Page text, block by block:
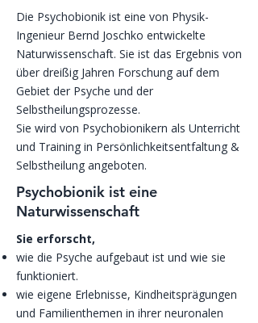
Die Psychobionik ist eine von Physik-
Ingenieur Bernd Joschko entwickelte
Naturwissenschaft. Sie ist das Ergebnis von
über dreißig Jahren Forschung auf dem
Gebiet der Psyche und der
Selbstheilungsprozesse.
Sie wird von Psychobionikern als Unterricht
und Training in Persönlichkeitsentfaltung &
Selbstheilung angeboten.
Psychobionik ist eine
Naturwissenschaft
Sie erforscht,
wie die Psyche aufgebaut ist und wie sie
funktioniert.
wie eigene Erlebnisse, Kindheitsprägungen
und Familienthemen in ihrer neuronalen